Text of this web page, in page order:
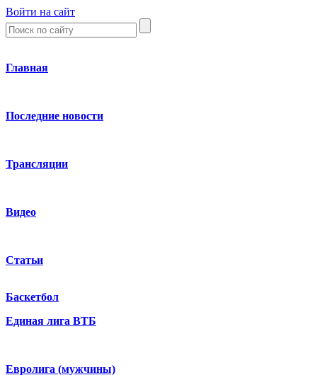
Войти на сайт
Главная
Последние новости
Трансляции
Видео
Статьи
Баскетбол
Единая лига ВТБ
Евролига (мужчины)